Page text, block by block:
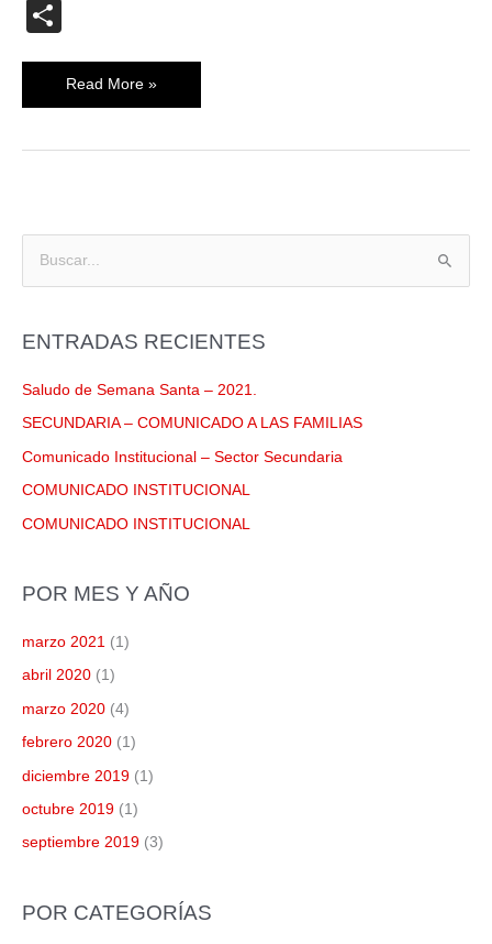
e
b
o
er s
A
p
o
m
p
ar
Read More »
c
a
r
:
ENTRADAS RECIENTES
Saludo de Semana Santa – 2021.
SECUNDARIA – COMUNICADO A LAS FAMILIAS
Comunicado Institucional – Sector Secundaria
COMUNICADO INSTITUCIONAL
COMUNICADO INSTITUCIONAL
POR MES Y AÑO
marzo 2021 (1)
abril 2020 (1)
marzo 2020 (4)
febrero 2020 (1)
diciembre 2019 (1)
octubre 2019 (1)
septiembre 2019 (3)
POR CATEGORÍAS